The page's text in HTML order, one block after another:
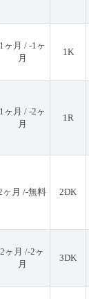
1ヶ月 / -1ヶ
月
1K
1ヶ月 / -2ヶ
月
1R
ヶ月 /-無料 2DK
2ヶ月 /-2ヶ
月
3DK